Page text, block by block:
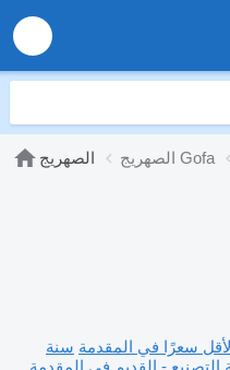
الصهريج الصهريج Gofa
سعرًا في المقدمة سنة
التصنيع - القديم في المقدمة